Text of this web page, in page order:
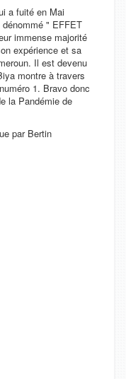
a fuité en Mai
" EFFET
immense majorité
expérience et sa
Il est devenu
montre à travers
1. Bravo donc
la Pandémie de
par Bertin